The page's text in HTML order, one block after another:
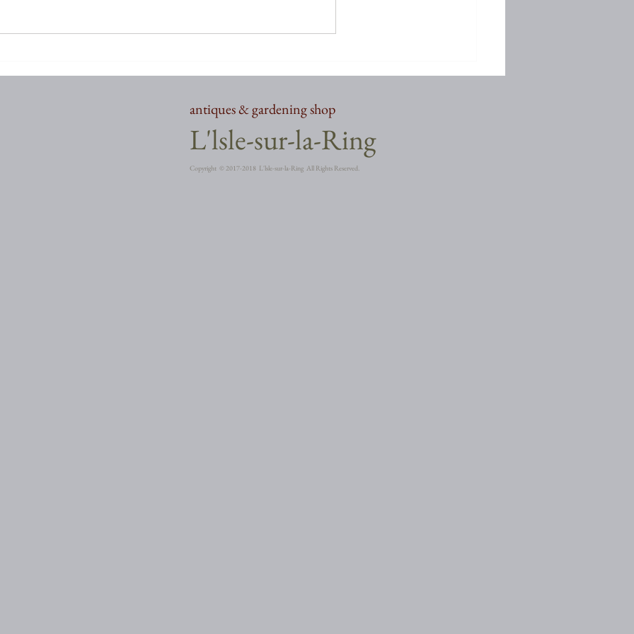
antiques & gardening shop
​L'lsle-sur-la-Ring
Copyright ©︎ 2017-2018 L'lsle-sur-la-Ring All Rights Reserved.